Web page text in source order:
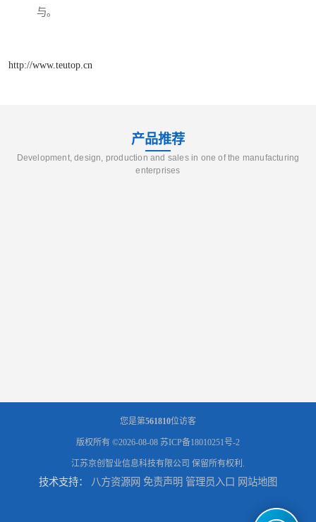
与。
http://www.teutop.cn
产品推荐
Development, design, production and sales in one of the manufacturing
enterprises
您是第561810位访客
版权所有 ©2026-08-08 苏ICP备18010251号-2
江苏京创智业信息科技有限公司 保留所有权利.
技术支持： 八方资源网 免责声明 管理员入口 网站地图